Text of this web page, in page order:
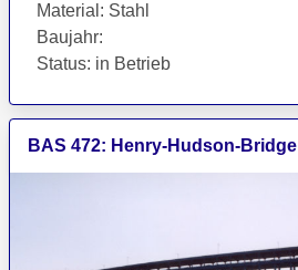
Material : Stahl
Baujahr:
Status: in Betrieb
BAS 472: Henry-Hudson-Bridge